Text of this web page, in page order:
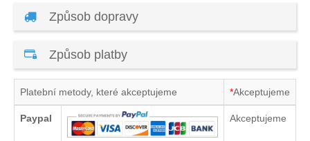
Způsob dopravy
Způsob platby
Platební metody, které akceptujeme *Akceptujeme
Paypal Akceptujeme